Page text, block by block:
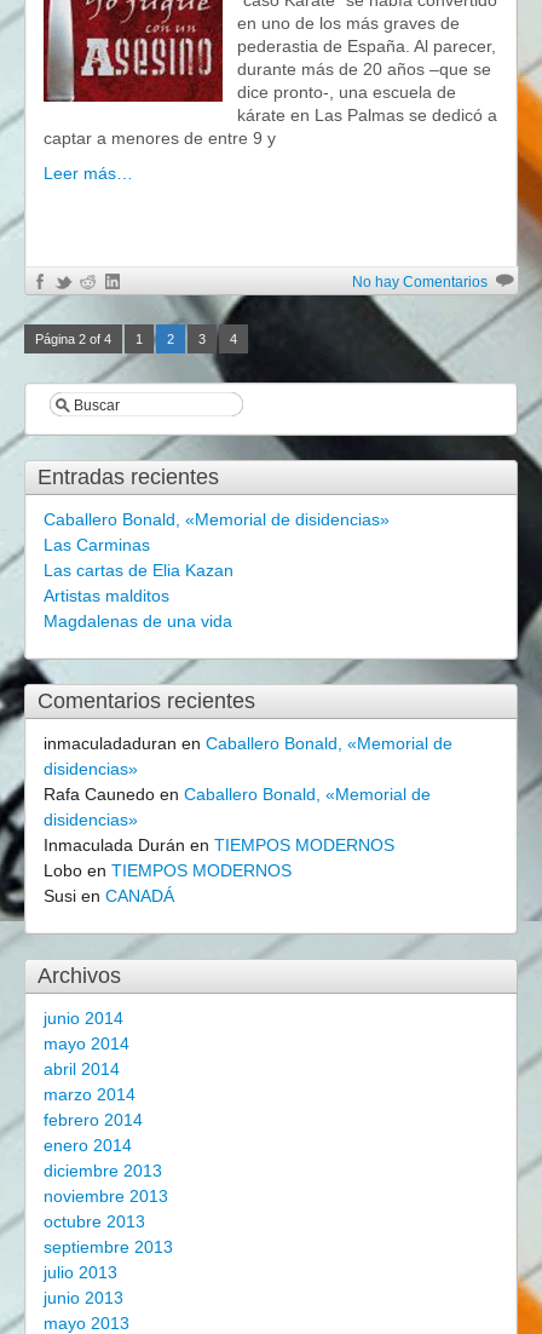
en uno de los más graves de
pederastia de España. Al parecer,
durante más de 20 años –que se
dice pronto-, una escuela de
kárate en Las Palmas se dedicó a
captar a menores de entre 9 y
Leer más…
No hay Comentarios
Página 2 of 4 1 2 3 4
Entradas recientes
Caballero Bonald, «Memorial de disidencias»
Las Carminas
Las cartas de Elia Kazan
Artistas malditos
Magdalenas de una vida
Comentarios recientes
inmaculadaduran en Caballero Bonald, «Memorial de
disidencias»
Rafa Caunedo en Caballero Bonald, «Memorial de
disidencias»
Inmaculada Durán en TIEMPOS MODERNOS
Lobo en TIEMPOS MODERNOS
Susi en CANADÁ
Archivos
junio 2014
mayo 2014
abril 2014
marzo 2014
febrero 2014
enero 2014
diciembre 2013
noviembre 2013
octubre 2013
septiembre 2013
julio 2013
junio 2013
mayo 2013